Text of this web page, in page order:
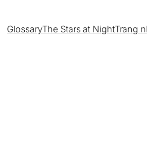
GlossaryThe Stars at NightTrang